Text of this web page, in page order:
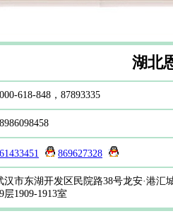
湖北
618-848，87893335
869627328
汉市东湖开发区民院路38号龙安·港汇
层1909-1913室